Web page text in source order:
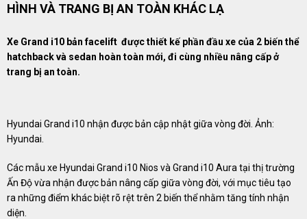
HÌNH VÀ TRANG BỊ AN TOÀN KHÁC LẠ
Xe Grand i10 bản facelift được thiết kế phần đầu xe của 2 biến thể
hatchback và sedan hoàn toàn mới, đi cùng nhiều nâng cấp ở
trang bị an toàn.
Hyundai Grand i10 nhận được bản cập nhật giữa vòng đời. Ảnh:
Hyundai.
Các mẫu xe Hyundai Grand i10 Nios và Grand i10 Aura tại thị trường
Ấn Độ vừa nhận được bản nâng cấp giữa vòng đời, với mục tiêu tạo
ra những điểm khác biệt rõ rệt trên 2 biến thể nhằm tăng tính nhận
diện.